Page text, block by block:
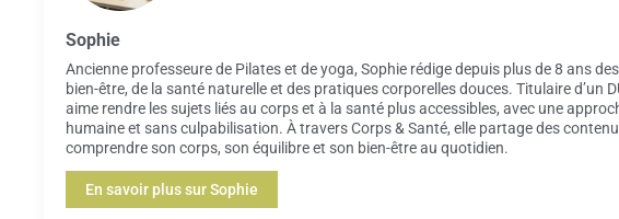
Sophie
Ancienne professeure de Pilates et de yoga, Sophie rédige depuis plus de 8 ans
bien-être, de la santé naturelle et des pratiques corporelles douces. Titulaire d’un
aime rendre les sujets liés au corps et à la santé plus accessibles, avec une
humaine et sans culpabilisation. À travers Corps & Santé, elle partage des
comprendre son corps, son équilibre et son bien-être au quotidien.
En savoir plus sur Sophie